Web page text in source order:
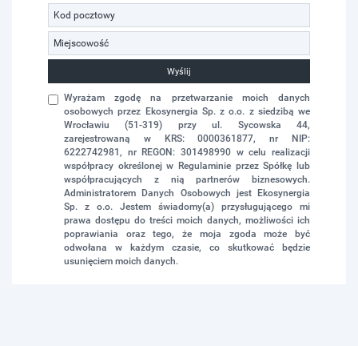
Wyślij
Wyrażam zgodę na przetwarzanie moich danych
osobowych przez Ekosynergia Sp. z o.o. z siedzibą we
Wrocławiu (51-319) przy ul. Sycowska 44,
zarejestrowaną w KRS: 0000361877, nr NIP:
6222742981, nr REGON: 301498990 w celu realizacji
współpracy określonej w Regulaminie przez Spółkę lub
współpracujących z nią partnerów biznesowych.
Administratorem Danych Osobowych jest Ekosynergia
Sp. z o.o. Jestem świadomy(a) przysługującego mi
prawa dostępu do treści moich danych, możliwości ich
poprawiania oraz tego, że moja zgoda może być
odwołana w każdym czasie, co skutkować będzie
usunięciem moich danych.